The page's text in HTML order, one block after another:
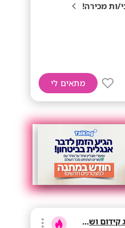
מתאים לי
טופ מרקטינג קידום ושיווק בע"מ